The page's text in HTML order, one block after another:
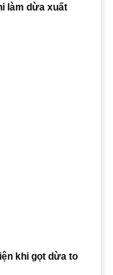
làm dừa xuất
khi gọt dừa to